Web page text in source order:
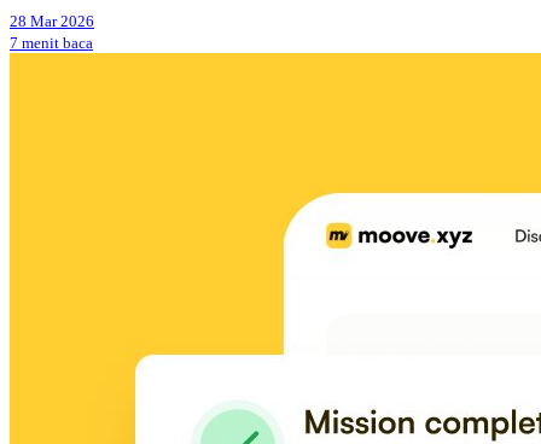
28 Mar 2026
7 menit baca